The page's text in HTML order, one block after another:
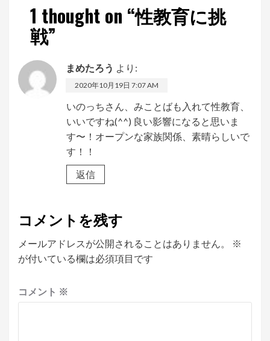
1 thought on “性教育に挑
戦”
まめたろう より:
2020年10月19日 7:07 AM
いのっちさん、みことばも入れて性教育、
いいですね(^^) 良い影響になると思いま
す〜！オープンな家族関係、素晴らしいで
す！！
返信
コメントを残す
メールアドレスが公開されることはありません。
※
が付いている欄は必須項目です
コメント ※